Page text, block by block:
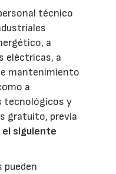
técnico
a
eléctricas, a
mantenimiento
a
tecnológicos y
gratuito, previa
siguiente
pueden